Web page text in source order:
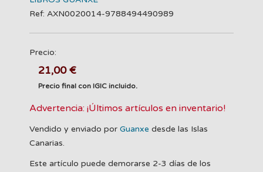
Ref: AXN0020014-9788494490989
Precio:
21,00 €
Precio final con IGIC incluido.
Advertencia: ¡Últimos artículos en inventario!
Vendido y enviado por Guanxe desde las Islas
Canarias.
Este artículo puede demorarse 2-3 días de los